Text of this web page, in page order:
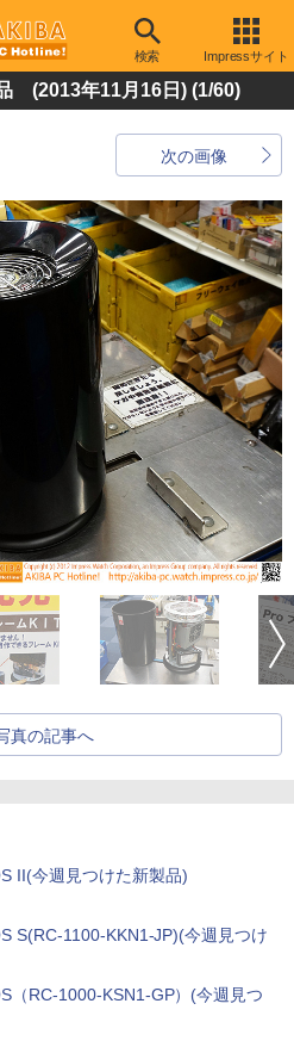
検索 Impressサイト
(2013年11月16日) (1/60)
次の画像
真の記事へ
II(今週見つけた新製品)
S(RC-1100-KKN1-JP)(今週見つけ
（RC-1000-KSN1-GP）(今週見つ